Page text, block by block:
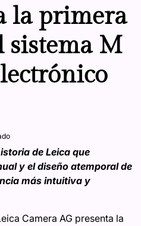
la primera
sistema M
de Leica que
y el diseño atemporal de
más intuitiva y
Camera AG presenta la